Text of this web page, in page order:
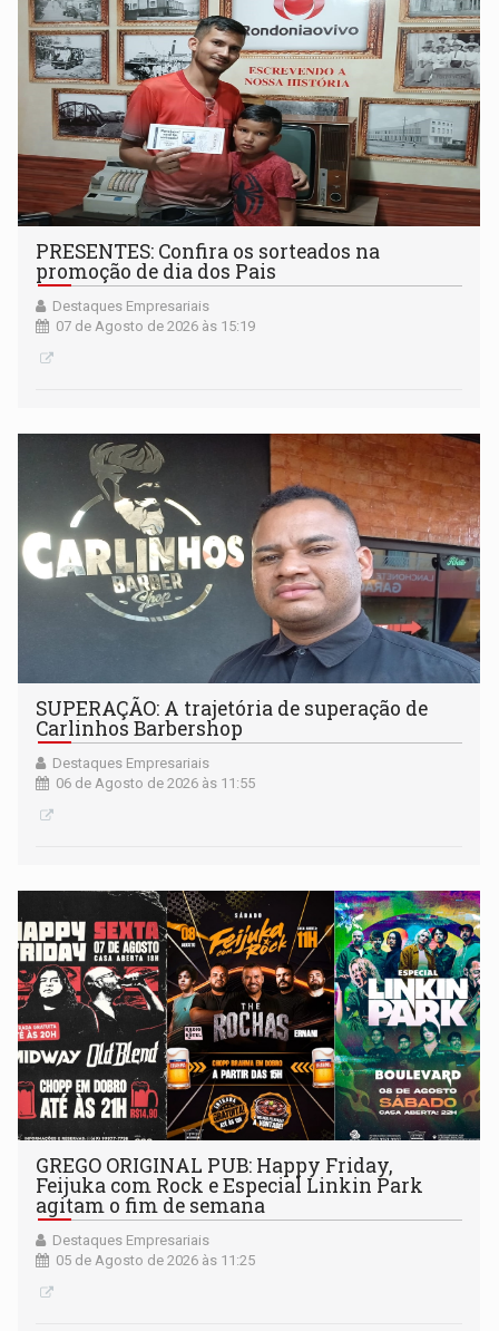
PRESENTES: Confira os sorteados na
promoção de dia dos Pais
Destaques Empresariais
07 de Agosto de 2026 às 15:19
SUPERAÇÃO: A trajetória de superação de
Carlinhos Barbershop
Destaques Empresariais
06 de Agosto de 2026 às 11:55
GREGO ORIGINAL PUB: Happy Friday,
Feijuka com Rock e Especial Linkin Park
agitam o fim de semana
Destaques Empresariais
05 de Agosto de 2026 às 11:25